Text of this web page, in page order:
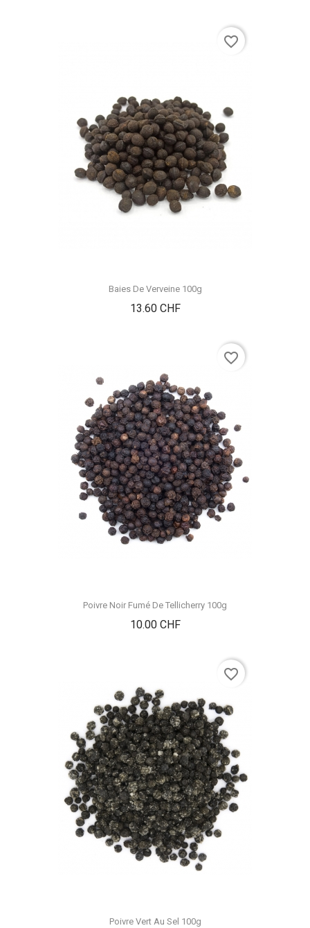
Baies De Verveine 100g
13.60 CHFPrix
favorite_border
Poivre Noir Fumé De Tellicherry 100g
10.00 CHFPrix
favorite_border
Poivre Vert Au Sel 100g
favorite_border